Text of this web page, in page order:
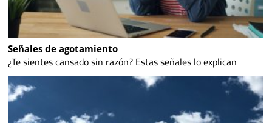
Señales de agotamiento
¿Te sientes cansado sin razón? Estas señales lo explican